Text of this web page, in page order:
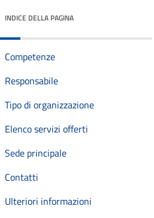
INDICE DELLA PAGINA
Competenze
Responsabile
Tipo di organizzazione
Elenco servizi offerti
Sede principale
Contatti
Ulteriori informazioni